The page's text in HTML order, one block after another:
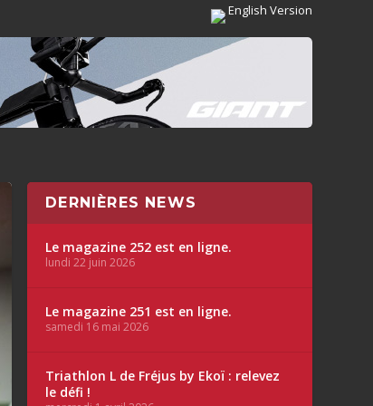
English Version
DERNIÈRES NEWS
Le magazine 252 est en ligne.
lundi 22 juin 2026
Le magazine 251 est en ligne.
samedi 16 mai 2026
Triathlon L de Fréjus by Ekoï : relevez
le défi !